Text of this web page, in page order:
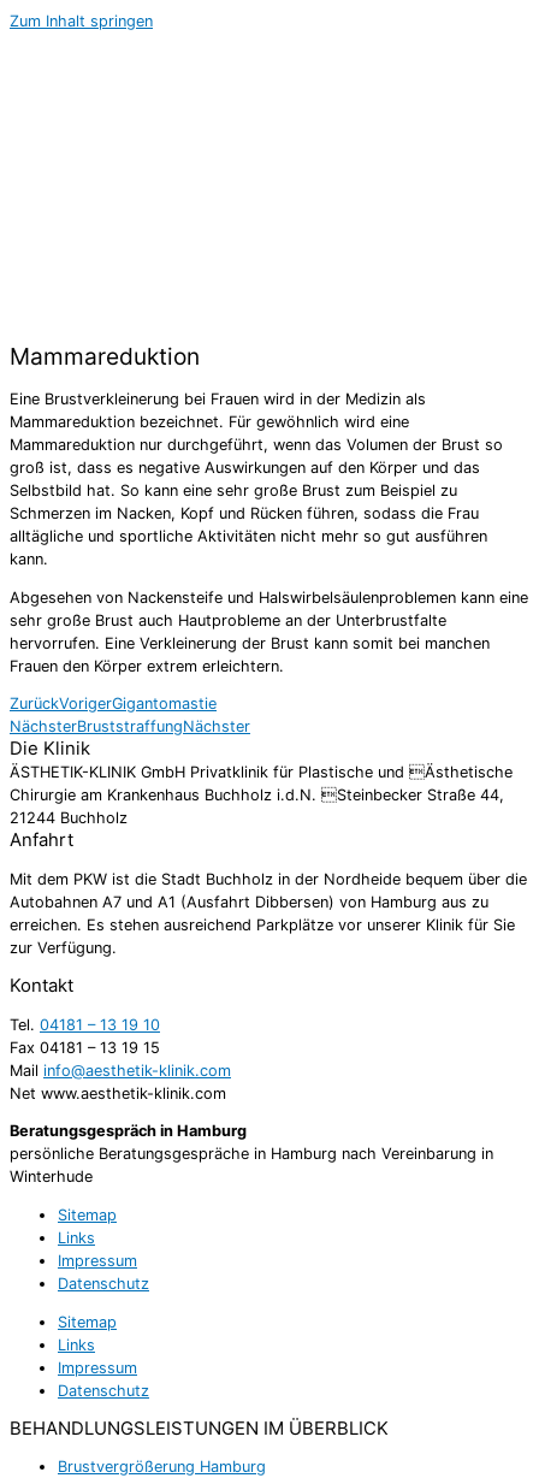
Zum Inhalt springen
Mammareduktion
Eine Brustverkleinerung bei Frauen wird in der Medizin als
Mammareduktion bezeichnet. Für gewöhnlich wird eine
Mammareduktion nur durchgeführt, wenn das Volumen der Brust so
groß ist, dass es negative Auswirkungen auf den Körper und das
Selbstbild hat. So kann eine sehr große Brust zum Beispiel zu
Schmerzen im Nacken, Kopf und Rücken führen, sodass die Frau
alltägliche und sportliche Aktivitäten nicht mehr so gut ausführen
kann.
Abgesehen von Nackensteife und Halswirbelsäulenproblemen kann eine
sehr große Brust auch Hautprobleme an der Unterbrustfalte
hervorrufen. Eine Verkleinerung der Brust kann somit bei manchen
Frauen den Körper extrem erleichtern.
ZurückVorigerGigantomastie
NächsterBruststraffungNächster
Die Klinik
ÄSTHETIK-KLINIK GmbH Privatklinik für Plastische und Ästhetische
Chirurgie am Krankenhaus Buchholz i.d.N. Steinbecker Straße 44,
21244 Buchholz
Anfahrt
Mit dem PKW ist die Stadt Buchholz in der Nordheide bequem über die
Autobahnen A7 und A1 (Ausfahrt Dibbersen) von Hamburg aus zu
erreichen. Es stehen ausreichend Parkplätze vor unserer Klinik für Sie
zur Verfügung.
Kontakt
Tel. 04181 – 13 19 10
Fax 04181 – 13 19 15
Mail info@aesthetik-klinik.com
Net www.aesthetik-klinik.com
Beratungsgespräch in Hamburg
persönliche Beratungsgespräche in Hamburg nach Vereinbarung in
Winterhude
Sitemap
Links
Impressum
Datenschutz
Sitemap
Links
Impressum
Datenschutz
BEHANDLUNGSLEISTUNGEN IM ÜBERBLICK
Brustvergrößerung Hamburg